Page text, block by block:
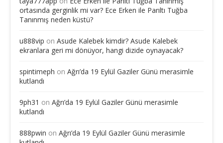
ortasında gerginlik mi var? Ece Erken ile Parıltı Tuğba
Tanınmış neden küstü?
u888vip on Asude Kalebek kimdir? Asude Kalebek
ekranlara geri mi dönüyor, hangi dizide oynayacak?
spintimeph on Ağrı’da 19 Eylül Gaziler Günü merasimle
kutlandı
9ph31 on Ağrı’da 19 Eylül Gaziler Günü merasimle
kutlandı
888pwin on Ağrı’da 19 Eylül Gaziler Günü merasimle